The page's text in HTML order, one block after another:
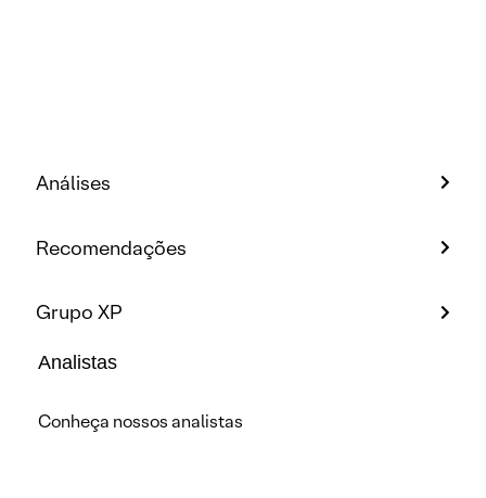
Análises
Recomendações
Grupo XP
Analistas
Conheça nossos analistas